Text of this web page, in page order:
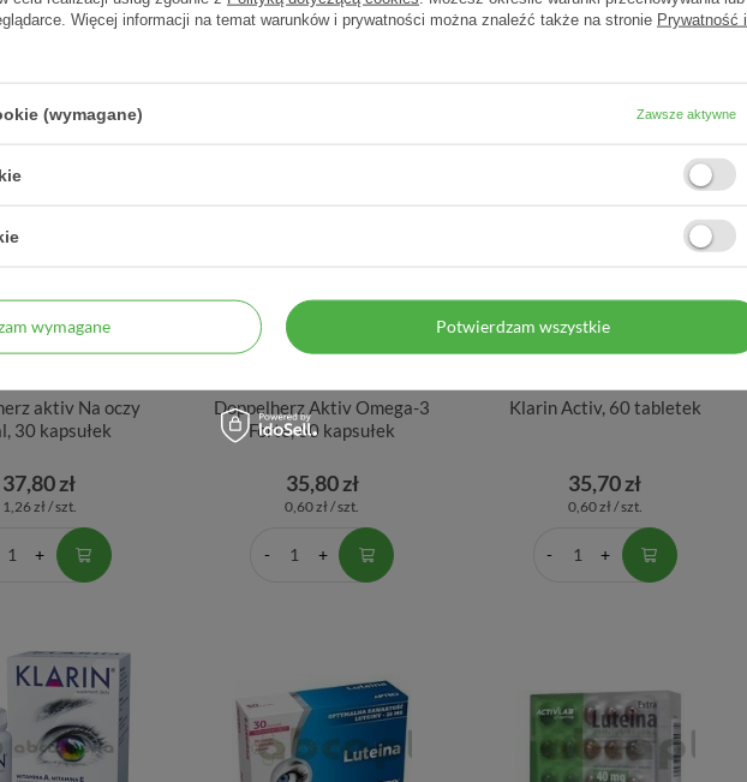
0,87 zł / szt. 1,28 zł / szt. 0,83 zł / szt.
aktiv Na oczy
30 kapsułek
37,80 zł
1,26 zł / szt.
Doppelherz Aktiv Omega-3
Forte, 60 kapsułek
35,80 zł
0,60 zł / szt.
Klarin Activ, 60 tabletek
35,70 zł
0,60 zł / szt.
Więcej informacji na temat warunków i prywatności można znaleźć także na stronie Prywatność i
(wymagane) Zawsze aktywne
wymagane Potwierdzam wszystkie